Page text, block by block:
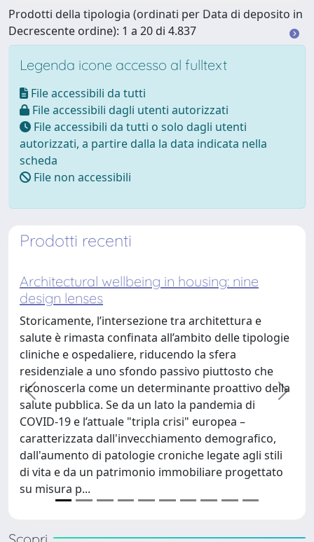
Prodotti della tipologia (ordinati per Data di deposito in
Decrescente ordine): 1 a 20 di 4.837
Legenda icone accesso al fulltext
File accessibili da tutti
File accessibili dagli utenti autorizzati
File accessibili da tutti o solo dagli utenti
autorizzati, a partire dalla la data indicata nella
scheda
File non accessibili
Prodotti recenti
in housing: nine
tra architettura e
all’ambito delle tipologie
riducendo la sfera
sfondo passivo piuttosto che
un determinante proattivo della
da un lato la pandemia di
"tripla crisi" europea –
demografico,
croniche legate agli stili
immobiliare progettato
Meta-organisations
Le transizioni verso la
organizzazioni in
interdipendenza,
aspettative crescenti in
accountability (Geels,
Berkhout, 2005; Köhler
non possono essere
organizzazioni in modo
basi di conoscenza
eterogenee e richieste
precedente